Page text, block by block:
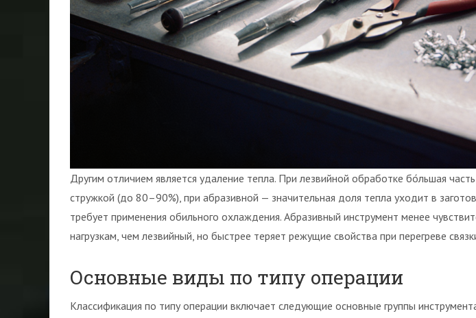
Другим отличием является удаление тепла. При лезвийной обработке бо́льшая
стружкой (до 80–90%), при абразивной — значительная доля тепла уходит в
требует применения обильного охлаждения. Абразивный инструмент менее
нагрузкам, чем лезвийный, но быстрее теряет режущие свойства при перегреве
Основные виды по типу операции
Классификация по типу операции включает следующие основные группы